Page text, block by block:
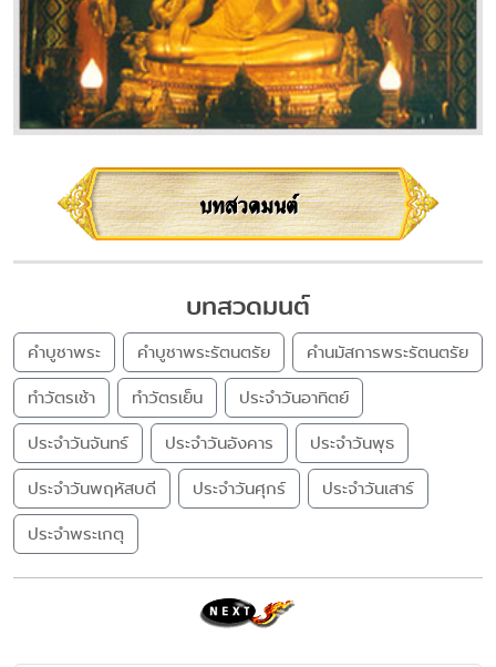
บทสวดมนต์
บทสวดมนต์
คำบูชาพระ คำบูชาพระรัตนตรัย
คำนมัสการพระรัตนตรัย
ทำวัตรเช้า
ทำวัตรเย็น
ประจำวันอาทิตย์
ประจำวันจันทร์
ประจำวันอังคาร
ประจำวันพุธ
ประจำวันพฤหัสบดี
ประจำวันศุกร์
ประจำวันเสาร์
ประจำพระเกตุ